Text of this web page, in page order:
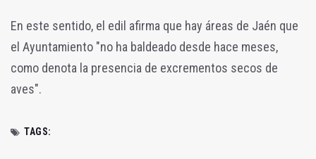
En este sentido, el edil afirma que hay áreas de Jaén que
el Ayuntamiento "no ha baldeado desde hace meses,
como denota la presencia de excrementos secos de
aves".
TAGS: